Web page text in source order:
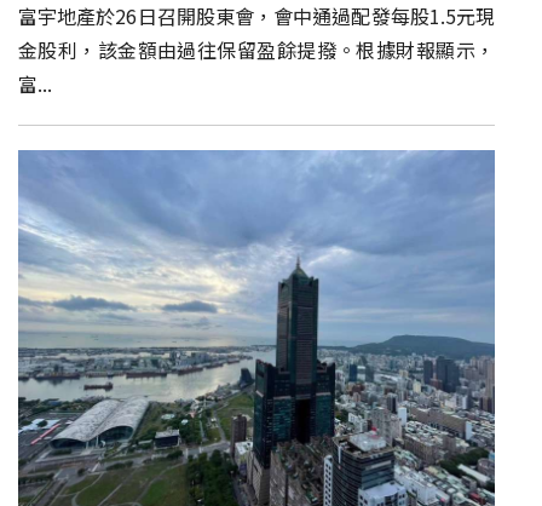
富宇地產於26日召開股東會，會中通過配發每股1.5元現
金股利，該金額由過往保留盈餘提撥。根據財報顯示，
富...